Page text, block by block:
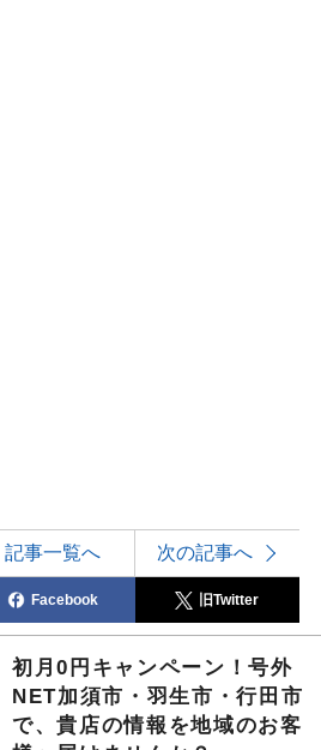
記事一覧へ 次の記事へ
Facebook 旧Twitter
初月0円キャンペーン！号外
NET加須市・羽生市・行田市
で、貴店の情報を地域のお客